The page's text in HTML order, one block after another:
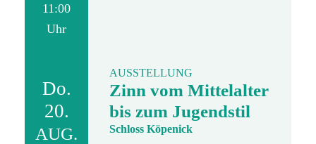
11:00
Uhr
Do.
20.
AUG.
AUSSTELLUNG
Zinn vom Mittelalter
bis zum Jugendstil
Schloss Köpenick